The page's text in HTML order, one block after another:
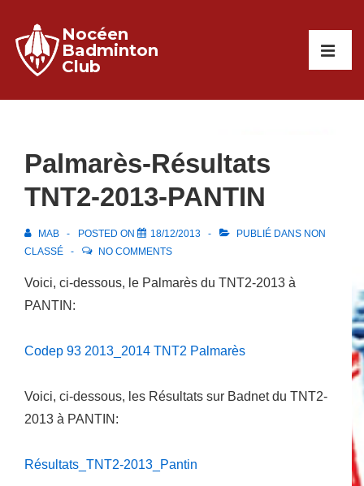
passer
contenu
principal
Nocéen
Badminton
Club
Palmarès-Résultats
TNT2-2013-PANTIN
MAB POSTED ON 18/12/2013 PUBLIÉ DANS NON
CLASSÉ
NO COMMENTS
Voici, ci-dessous, le Palmarès du TNT2-2013 à
PANTIN:
Codep 93 2013_2014 TNT2 Palmarès
Voici, ci-dessous, les Résultats sur Badnet du TNT2-
2013 à PANTIN:
Résultats_TNT2-2013_Pantin